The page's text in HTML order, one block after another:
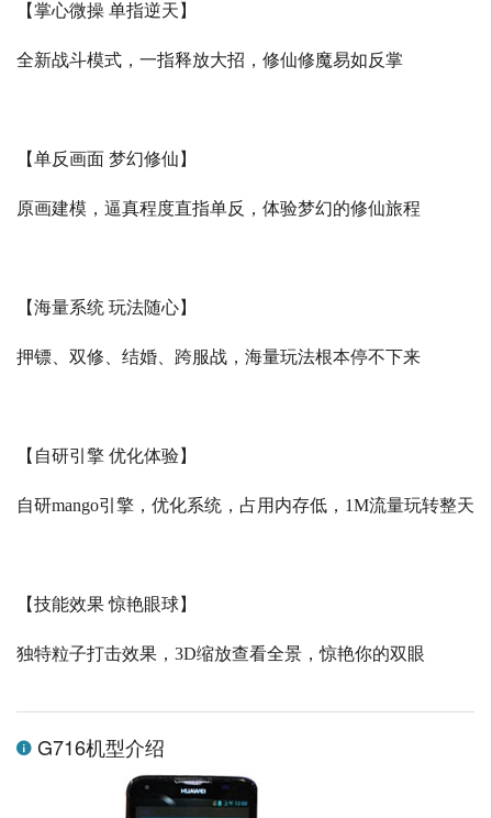
【掌心微操 单指逆天】
全新战斗模式，一指释放大招，修仙修魔易如反掌
【单反画面 梦幻修仙】
原画建模，逼真程度直指单反，体验梦幻的修仙旅程
【海量系统 玩法随心】
押镖、双修、结婚、跨服战，海量玩法根本停不下来
【自研引擎 优化体验】
自研mango引擎，优化系统，占用内存低， 1M流量玩转整天
【技能效果 惊艳眼球】
独特粒子打击效果， 3D缩放查看全景，惊艳你的双眼
G716机型介绍